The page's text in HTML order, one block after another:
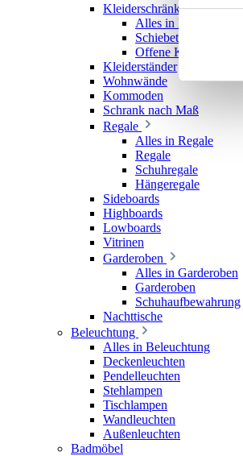
Kleiderschränke
Alles in
Schiebetürenschränke
Offene
Kleiderständer
Wohnwände
Kommoden
Schrank nach Maß
Regale
Alles in Regale
Regale
Schuhregale
Hängeregale
Sideboards
Highboards
Lowboards
Vitrinen
Garderoben
Alles in Garderoben
Garderoben
Schuhaufbewahrung
Nachttische
Beleuchtung
Alles in Beleuchtung
Deckenleuchten
Pendelleuchten
Stehlampen
Tischlampen
Wandleuchten
Außenleuchten
Badmöbel